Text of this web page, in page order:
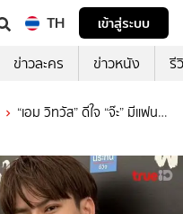
TH
เข้าสู่ระบบ
ข่าวละคร ข่าวหนัง รี
“เอม วิทวัส” ดีใจ “จ๊ะ” มีแฟน